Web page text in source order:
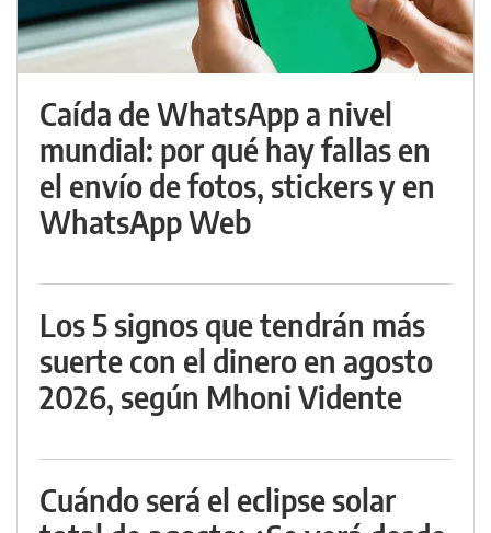
Caída de WhatsApp a nivel
mundial: por qué hay fallas en
el envío de fotos, stickers y en
WhatsApp Web
Los 5 signos que tendrán más
suerte con el dinero en agosto
2026, según Mhoni Vidente
Cuándo será el eclipse solar